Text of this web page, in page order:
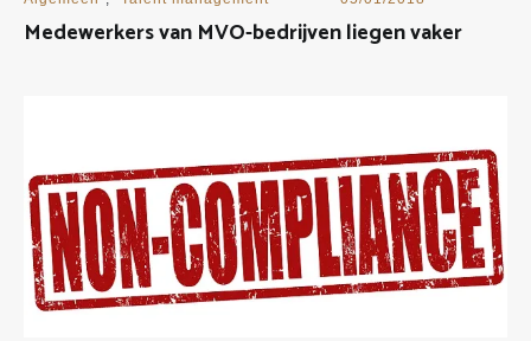
Medewerkers van MVO-bedrijven liegen vaker